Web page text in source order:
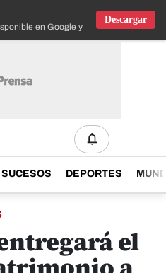
en Google y IOS
Descargar
SUCESOS DEPORTES
el